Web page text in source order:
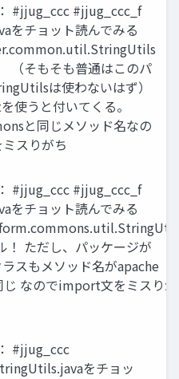
#jjug_ccc #jjug_ccc_f
をチョット読んでみる
（そもそも普通はこのパ
は使わないはず）
うと付いてくる。
と同じメソッド名なの
スりがち
#jjug_ccc #jjug_ccc_f
をチョット読んでみる
！ ただし、パッケージが
スもメソッド名がapache
なのでimport文をミスりが
#jjug_ccc
をチョッ